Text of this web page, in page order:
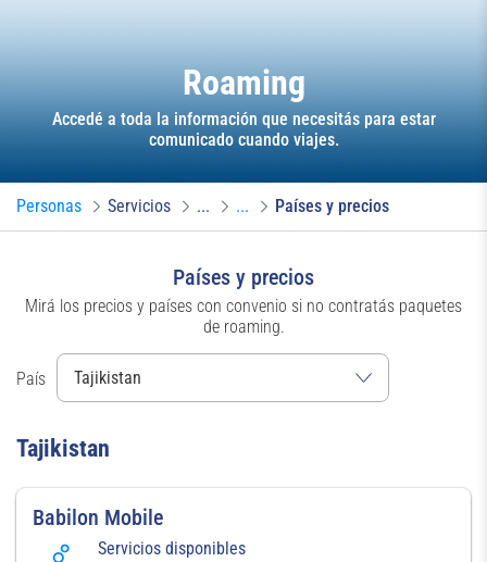
Roaming
Accedé a toda la información que necesitás para estar
comunicado cuando viajes.
Personas Servicios ... ... Países y precios
Países y precios
Mirá los precios y países con convenio si no contratás paquetes
de roaming.
País
Tajikistan
Babilon Mobile
Servicios disponibles